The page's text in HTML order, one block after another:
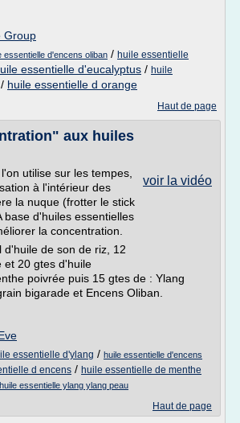
Group
essentielle d'encens oliban / huile essentielle
essentielle d'eucalyptus / huile
/ huile essentielle d orange
Haut de page
aux huiles
voir la vidéo
utilise sur les tempes,
à l'intérieur des
la nuque (frotter le stick
base d'huiles essentielles
la concentration.
d'huile de son de riz, 12
et 20 gtes d'huile
poivrée puis 15 gtes de : Ylang
bigarade et Encens Oliban.
essentielle d'ylang / huile essentielle d'encens
d encens / huile essentielle de menthe
huile essentielle ylang ylang peau
Haut de page